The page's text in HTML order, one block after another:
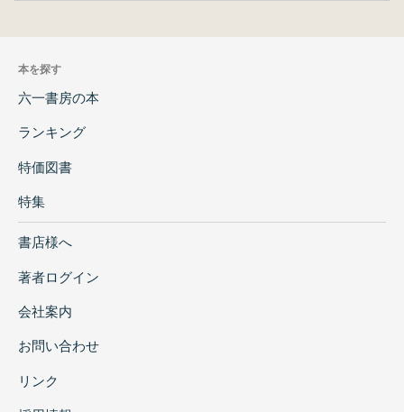
本を探す
六一書房の本
ランキング
特価図書
特集
書店様へ
著者ログイン
会社案内
お問い合わせ
リンク